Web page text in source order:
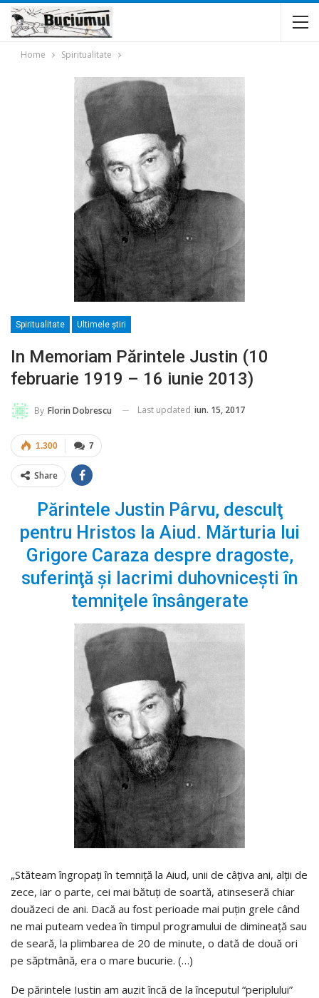
Home Spiritualitate
Spiritualitate Ultimele ştiri
In Memoriam Părintele Justin (10
februarie 1919 – 16 iunie 2013)
By Florin Dobrescu Last updated iun. 15, 2017
7
1.300
Share
Părintele Justin Pârvu, desculţ
pentru Hristos la Aiud. Mărturia lui
Grigore Caraza despre dragoste,
suferinţă şi lacrimi duhovniceşti în
temniţele însângerate
„Stăteam îngropaţi în temniţă la Aiud, unii de câţiva ani, alţii de
zece, iar o parte, cei mai bătuţi de soartă, atinseseră chiar
douăzeci de ani. Dacă au fost perioade mai puţin grele când
ne mai puteam vedea în timpul programului de dimineaţă sau
de seară, la plimbarea de 20 de minute, o dată de două ori
pe săptmână, era o mare bucurie. (…)
De părintele Iustin am auzit încă de la începutul “periplului”